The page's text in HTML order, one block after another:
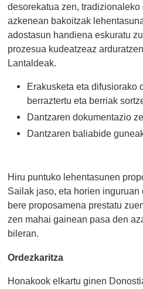
desorekatua zen,
azkenean bakoitzak
adostasun handiena eskuratu
prozesua kudeatzeaz
Lantaldeak.
Erakusketa eta difusiorako
berraztertu eta berriak
Dantzaren dokumentazio
Dantzaren baliabide
Hiru puntuko lehentasunen
Sailak jaso, eta horien inguruan
bere proposamena prestatu
zen mahai gainean pasa den
bileran.
Ordezkaritza
Honakook elkartu ginen